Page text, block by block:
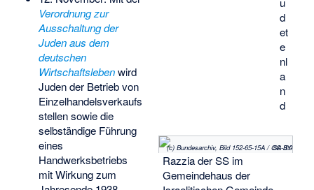
d
et
e
nl
a
n
d
(c) Bundesarchiv, Bild 152-65-15A / CC-BY-SA 3.0
Razzia der SS im
Gemeindehaus der
Verordnung zur
Ausschaltung der
Juden aus dem
deutschen
Wirtschaftslebenwird
Juden der Betrieb von
Einzelhandelsverkaufs
stellen sowie die
selbständige Führung
eines
Handwerksbetriebs
mit Wirkung zum